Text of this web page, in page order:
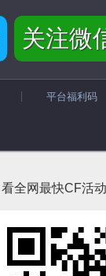
关注微
平台福利码
看全网最快CF活